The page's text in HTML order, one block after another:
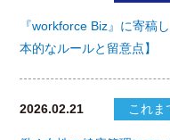
『workforce Biz』に寄稿
本的なルールと留意点】
2026.02.21 これま